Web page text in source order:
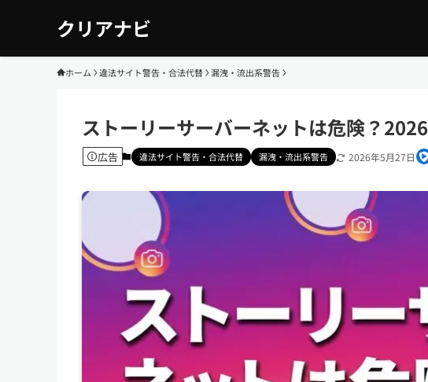
クリアナビ
ホーム 違法サイト警告・合法代替 漏洩・流出系警告
ストーリーサーバーネットは危険？
広告 違法サイト警告・合法代替 漏洩・流出系警告 2026年5月27日